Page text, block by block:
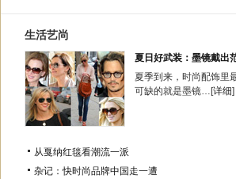
生活艺尚
夏日好武装：墨镜戴出
夏季到来，时尚配饰里
可缺的就是墨镜…[详细]
从戛纳红毯看潮流一派
杂记：快时尚品牌中国走一遭